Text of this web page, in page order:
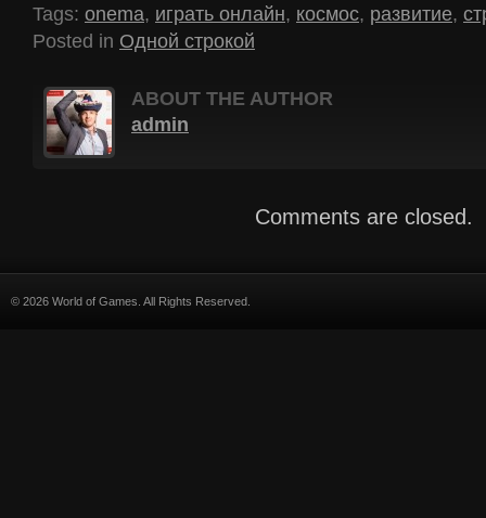
Tags: onema, играть онлайн, космос, развитие,
Posted in Одной строкой
ABOUT THE AUTHOR
admin
Comments are closed.
© 2026 World of Games. All Rights Reserved.